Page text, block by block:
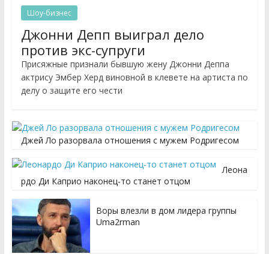
Шоу-бизнес
Джонни Депп выиграл дело
против экс-супруги
Присяжные признали бывшую жену Джонни Деппа
актрису Эмбер Херд виновной в клевете на артиста по
делу о защите его чести
Джей Ло разорвала отношения с мужем Родригесом
Леона
рдо Ди Каприо наконец-то станет отцом
Воры влезли в дом лидера группы
Uma2rman